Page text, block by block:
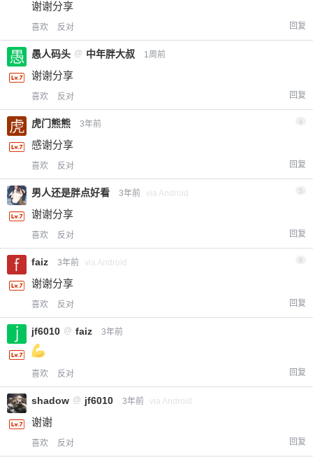
谢谢分享
喜欢 反对 回复
愚人码头 @ 中年胖大叔 1周前
谢谢分享
喜欢 反对 回复
虎门熊熊 3年前 4
感谢分享
喜欢 反对 回复
男人还是胖点好看 3年前 via Android 5
谢谢分享
喜欢 反对 回复
faiz 3年前 via Android 6
谢谢分享
喜欢 反对 回复
jf6010 @ faiz 3年前
喜欢 反对 回复
shadow @ jf6010 3年前 via Android
谢谢
喜欢 反对 回复